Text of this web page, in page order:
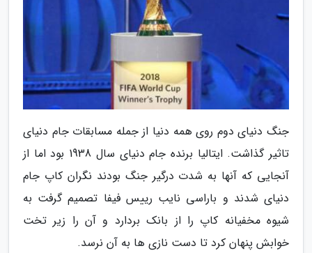
جنگ دنیای دوم روی همه دنیا از جمله مسابقات جام دنیای
تاثیر گذاشت. ایتالیا برنده جام دنیای سال 1938 بود اما از
آنجایی که آنها به شدت درگیر جنگ بودند نگران کاپ جام
دنیای شدند و باراسی نایب رییس فیفا تصمیم گرفت به
شیوه مخفیانه کاپ را از بانک بردارد و آن را زیر تخت
خوابش پنهان کرد تا دست نازی ها به آن نرسد.